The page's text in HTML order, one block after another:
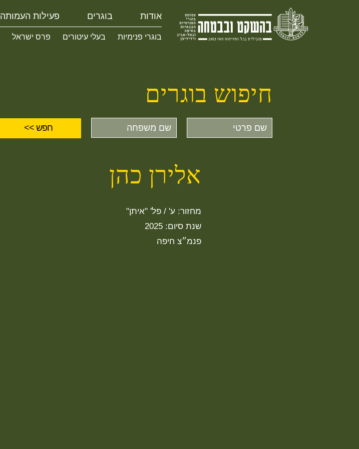
אודות בוגרים
בוגרי פנימיות בעלי עיטורים פרס ישראל
פעילות העמותה
חיפוש בוגרים
שם
פרטי
שם
משפחה
אלירן כהן
מחזור: ע' / פל' "איתן"
שנת סיום: 2025
פנמ״צ חיפה